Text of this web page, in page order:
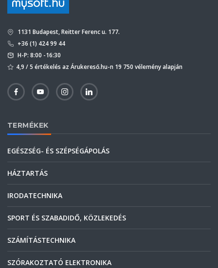
1131 Budapest, Reitter Ferenc u. 177.
+36 (1) 424 99 44
H-P: 8:00 -16:30
4,9 / 5 értékelés az Árukereső.hu-n 19 750 vélemény alapján
TERMÉKEK
EGÉSZSÉG- ÉS SZÉPSÉGÁPOLÁS
HÁZTARTÁS
IRODATECHNIKA
SPORT ÉS SZABADIDŐ, KÖZLEKEDÉS
SZÁMÍTÁSTECHNIKA
SZÓRAKOZTATÓ ELEKTRONIKA